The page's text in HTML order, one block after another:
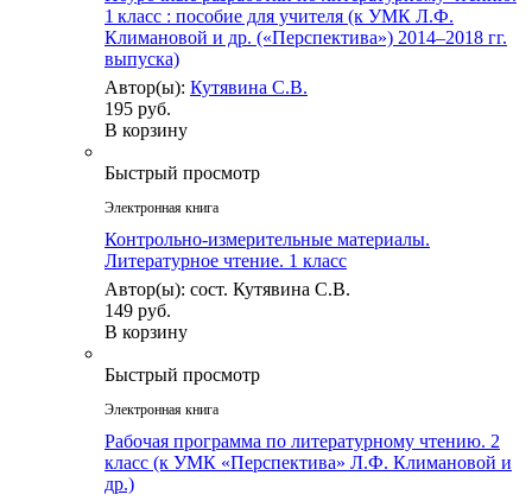
1 класс : пособие для учителя (к УМК Л.Ф.
Климановой и др. («Перспектива») 2014–2018 гг.
выпуска)
Автор(ы): Кутявина С.В.
195 руб.
В корзину
Быстрый просмотр
Электронная книга
Контрольно-измерительные материалы.
Литературное чтение. 1 класс
Автор(ы): сост. Кутявина С.В.
149 руб.
В корзину
Быстрый просмотр
Электронная книга
Рабочая программа по литературному чтению. 2
класс (к УМК «Перспектива» Л.Ф. Климановой и
др.)